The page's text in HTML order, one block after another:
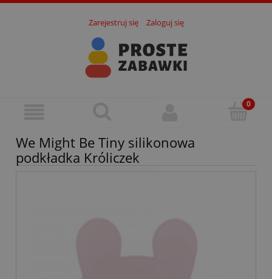
Zarejestruj się Zaloguj się
We Might Be Tiny silikonowa
podkładka Króliczek